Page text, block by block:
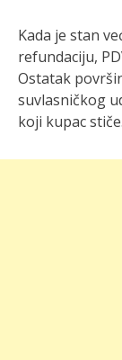
Kada je stan
refundaciju,
Ostatak
suvlasničkog
koji kupac stiče.